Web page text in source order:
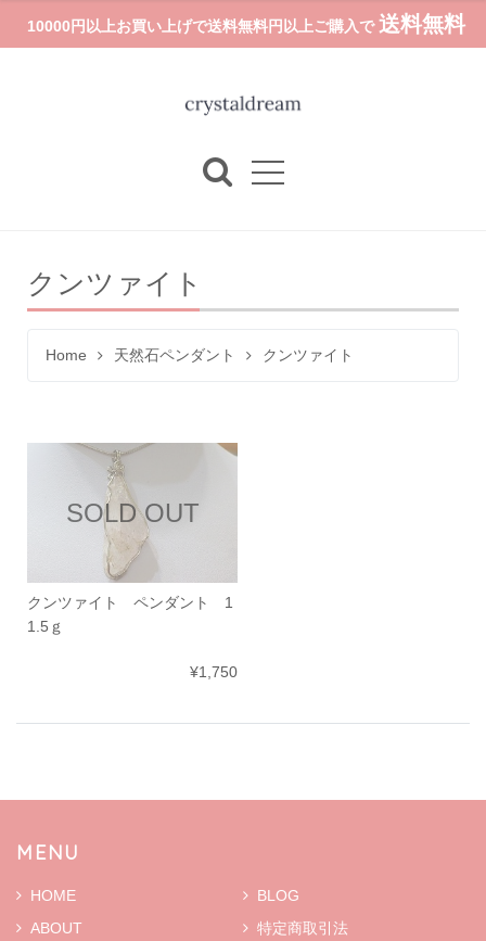
10000円以上お買い上げで送料無料円以上ご購入で 送料無料
クンツァイト
Home 天然石ペンダント クンツァイト
SOLD OUT
クンツァイト ペンダント 1
1.5ｇ
¥1,750
MENU
HOME
BLOG
ABOUT
特定商取引法